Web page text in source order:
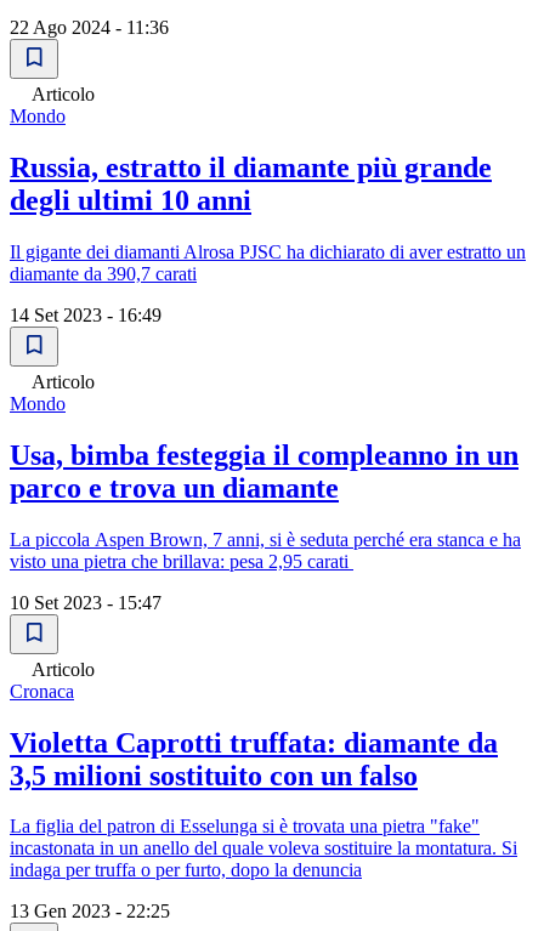
22 Ago 2024 - 11:36
Articolo
Mondo
Russia, estratto il diamante più grande
degli ultimi 10 anni
Il gigante dei diamanti Alrosa PJSC ha dichiarato di aver estratto un
diamante da 390,7 carati
14 Set 2023 - 16:49
Articolo
Mondo
Usa, bimba festeggia il compleanno in un
parco e trova un diamante
La piccola Aspen Brown, 7 anni, si è seduta perché era stanca e ha
visto una pietra che brillava: pesa 2,95 carati
10 Set 2023 - 15:47
Articolo
Cronaca
Violetta Caprotti truffata: diamante da
3,5 milioni sostituito con un falso
La figlia del patron di Esselunga si è trovata una pietra "fake"
incastonata in un anello del quale voleva sostituire la montatura. Si
indaga per truffa o per furto, dopo la denuncia
13 Gen 2023 - 22:25